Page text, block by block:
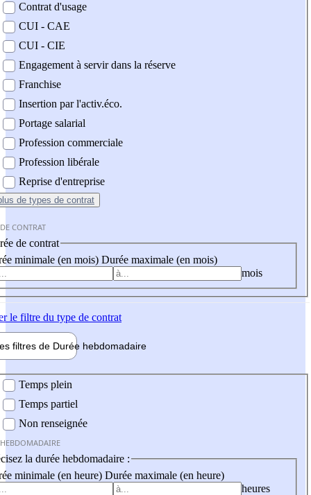
Contrat d'usage
CUI - CAE
CUI - CIE
Engagement à servir dans la réserve
Franchise
Insertion par l'activ.éco.
Portage salarial
Profession commerciale
Profession libérale
Reprise d'entreprise
de types de contrat
CONTRAT
de contrat
minimale (en mois) Durée maximale (en mois)
mois
le filtre du type de contrat
filtres de Durée hebdomadaire
Temps plein
Temps partiel
Non renseignée
la durée hebdomadaire :
minimale (en heure) Durée maximale (en heure)
heures